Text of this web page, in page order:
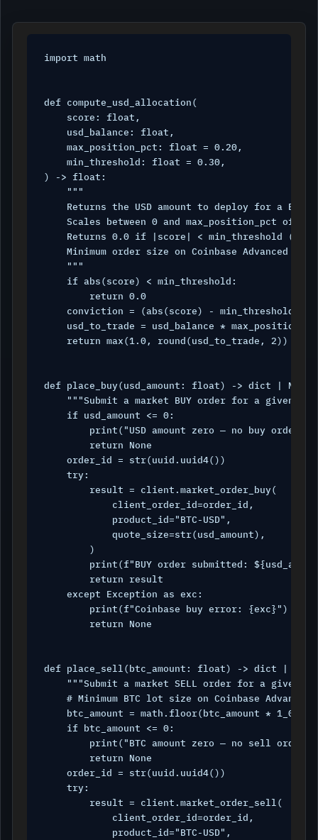
import math
def compute_usd_allocation(
    score: float,
    usd_balance: float,
    max_position_pct: float = 0.20,
    min_threshold: float = 0.30,
) -> float:
    """
Returns the USD amount to deploy for a BUY
Scales between 0 and max_position_pct of
Returns 0.0 if |score| < min_threshold
Minimum order size on Coinbase Advanced
    """
    if abs(score) < min_threshold:
        return 0.0
conviction = (abs(score) - min_threshold) /
usd_to_trade = usd_balance *
    return max(1.0, round(usd_to_trade, 2))
def place_buy(usd_amount: float) -> dict | None:
"""Submit a market BUY order for a given
    if usd_amount <= 0:
print("USD amount zero — no buy order
        return None
    order_id = str(uuid.uuid4())
    try:
        result = client.market_order_buy(
            client_order_id=order_id,
            product_id="BTC-USD",
            quote_size=str(usd_amount),
        )
print(f"BUY order submitted:
        return result
    except Exception as exc:
        print(f"Coinbase buy error: {exc}")
        return None
def place_sell(btc_amount: float) -> dict |
"""Submit a market SELL order for a given
# Minimum BTC lot size on Coinbase Advanced
btc_amount = math.floor(btc_amount *
    if btc_amount <= 0:
print("BTC amount zero — no sell order
        return None
    order_id = str(uuid.uuid4())
    try:
        result = client.market_order_sell(
            client_order_id=order_id,
            product_id="BTC-USD",